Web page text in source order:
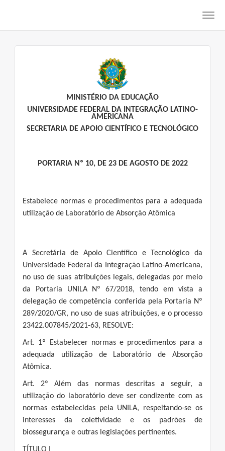
MINISTÉRIO DA EDUCAÇÃO
UNIVERSIDADE FEDERAL DA INTEGRAÇÃO LATINO-
AMERICANA
SECRETARIA DE APOIO CIENTÍFICO E TECNOLÓGICO
PORTARIA Nº 10, DE 23 DE AGOSTO DE 2022
Estabelece normas e procedimentos para a adequada
utilização de Laboratório de Absorção Atômica
A Secretária de Apoio Científico e Tecnológico da
Universidade Federal da Integração Latino-Americana,
no uso de suas atribuições legais, delegadas por meio
da Portaria UNILA Nº 67/2018, tendo em vista a
delegação de competência conferida pela Portaria Nº
289/2020/GR, no uso de suas atribuições, e o processo
23422.007845/2021-63, RESOLVE:
Art. 1º Estabelecer normas e procedimentos para a
adequada utilização de Laboratório de Absorção
Atômica.
Art. 2º Além das normas descritas a seguir, a
utilização do laboratório deve ser condizente com as
normas estabelecidas pela UNILA, respeitando-se os
interesses da coletividade e os padrões de
biossegurança e outras legislações pertinentes.